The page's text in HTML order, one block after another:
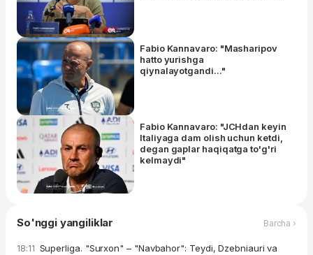
Fabio Kannavaro: "Masharipov
hatto yurishga
qiynalayotgandi..."
Fabio Kannavaro: "JCHdan keyin
Italiyaga dam olish uchun ketdi,
degan gaplar haqiqatga to'g'ri
kelmaydi"
So'nggi yangiliklar Barcha ›
18:11 Superliga. "Surxon" – "Navbahor": Teydi, Dzebniauri va